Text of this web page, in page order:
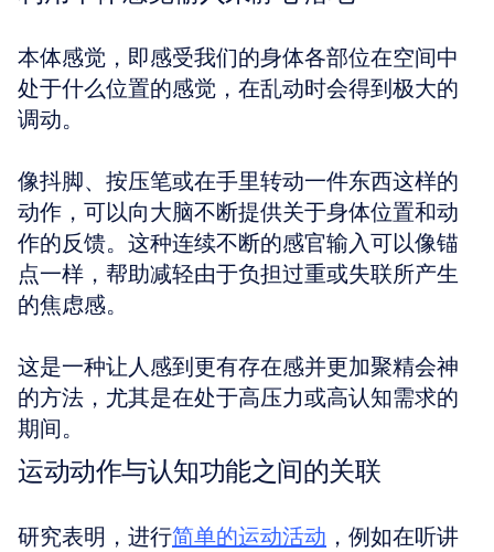
本体感觉，即感受我们的身体各部位在空间中
处于什么位置的感觉，在乱动时会得到极大的
调动。
像抖脚、按压笔或在手里转动一件东西这样的
动作，可以向大脑不断提供关于身体位置和动
作的反馈。这种连续不断的感官输入可以像锚
点一样，帮助减轻由于负担过重或失联所产生
的焦虑感。
这是一种让人感到更有存在感并更加聚精会神
的方法，尤其是在处于高压力或高认知需求的
期间。
运动动作与认知功能之间的关联
研究表明，进行简单的运动活动 ，例如在听讲